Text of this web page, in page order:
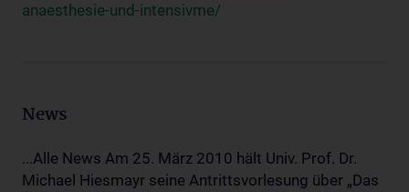
anaesthesie-und-intensivme/
News
...Alle News Am 25. März 2010 hält Univ. Prof. Dr.
Michael Hiesmayr seine Antrittsvorlesung über „Das